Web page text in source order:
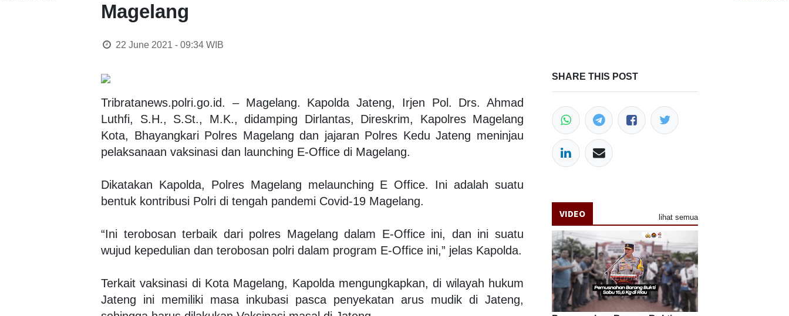
Magelang
22 June 2021 - 09:34WIB
Tribratanews.polri.go.id. – Magelang. Kapolda Jateng, Irjen Pol. Drs. Ahmad
Luthfi, S.H., S.St., M.K., didamping Dirlantas, Direskrim, Kapolres Magelang
Kota, Bhayangkari Polres Magelang dan jajaran Polres Kedu Jateng meninjau
pelaksanaan vaksinasi dan launching E-Office di Magelang.
Dikatakan Kapolda, Polres Magelang melaunching E Office. Ini adalah suatu
bentuk kontribusi Polri di tengah pandemi Covid-19 Magelang.
“Ini terobosan terbaik dari polres Magelang dalam E-Office ini, dan ini suatu
wujud kepedulian dan terobosan polri dalam program E-Office ini,” jelas Kapolda.
Terkait vaksinasi di Kota Magelang, Kapolda mengungkapkan, di wilayah hukum
Jateng ini memiliki masa inkubasi pasca penyekatan arus mudik di Jateng,
SHARE THIS POST
VIDEO lihat semua